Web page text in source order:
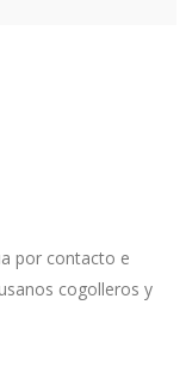
por contacto e
cogolleros y